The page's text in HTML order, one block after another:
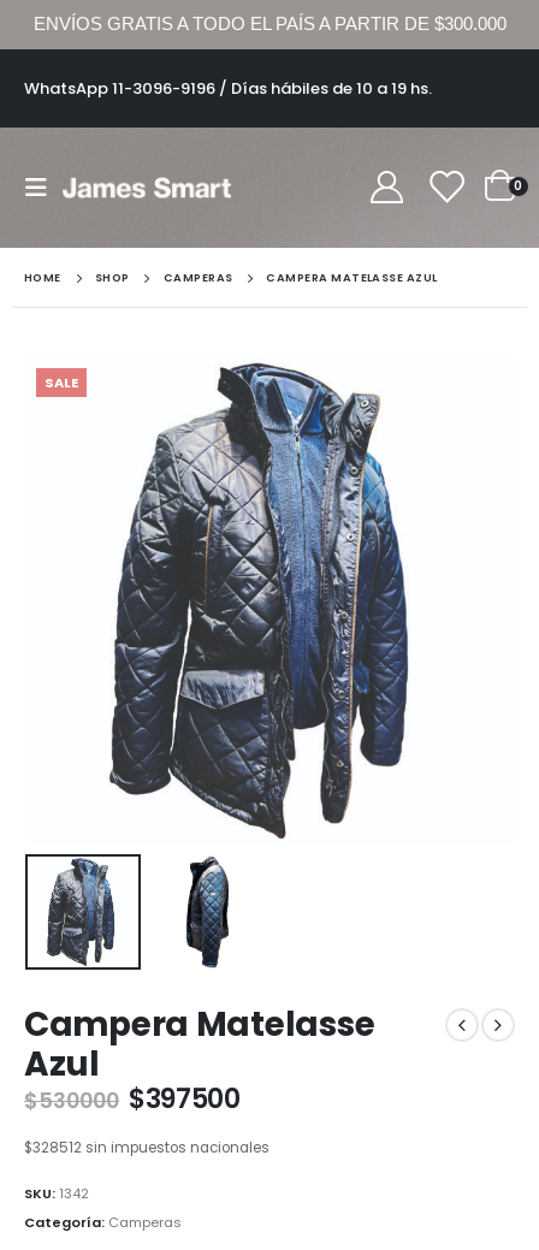
ENVÍOS GRATIS A TODO EL PAÍS A PARTIR DE $300.000
WhatsApp 11-3096-9196 / Días hábiles de 10 a 19 hs.
0
HOME SHOP CAMPERAS CAMPERA MATELASSE AZUL
SALE
Campera Matelasse
Azul
$530000 $397500
$328512 sin impuestos nacionales
SKU: 1342
Categoría: Camperas